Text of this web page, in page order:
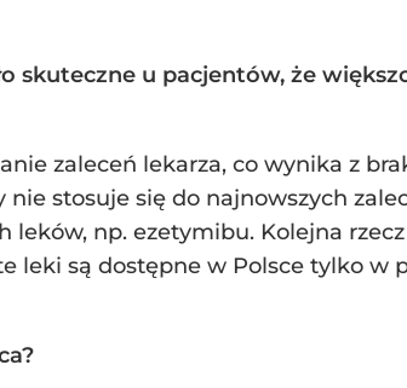
skuteczne u pacjentów, że
zaleceń lekarza, co wynika z
nie stosuje się do najnowszych
np. ezetymibu. Kolejna
leki są dostępne w Polsce tylko w